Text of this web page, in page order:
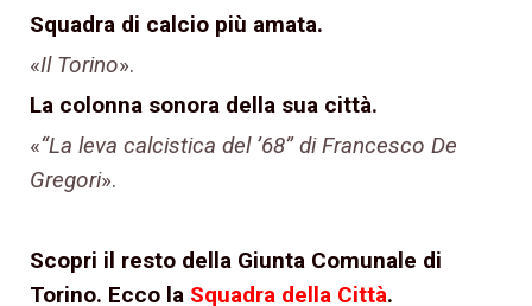
Squadra di calcio più amata.
«Il Torino».
La colonna sonora della sua città.
«“La leva calcistica del ’68” di Francesco De
Gregori».
Scopri il resto della Giunta Comunale di
Torino. Ecco la Squadra della Città.